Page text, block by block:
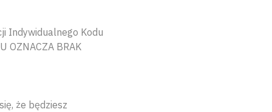
Indywidualnego Kodu
OZNACZA BRAK
że będziesz